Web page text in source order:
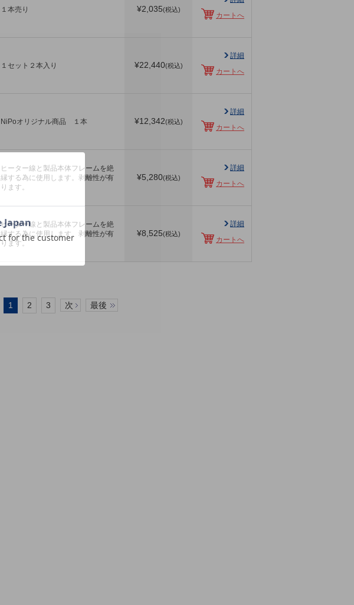
１本売り ¥2,035(税込)
カートへ
１セット２本入り ¥22,440(税込)
詳細
カートへ
NiPoオリジナル商品 １本 ¥12,342(税込)
詳細
カートへ
ヒーター線と製品本体フレームを絶
縁する為に使用します。剥離性が有
ります。
¥5,280(税込)
詳細
カートへ
ヒーター線と製品本体フレームを絶
縁する為に使用します。剥離性が有
ります。
¥8,525(税込)
詳細
カートへ
1 2 3 次 最後